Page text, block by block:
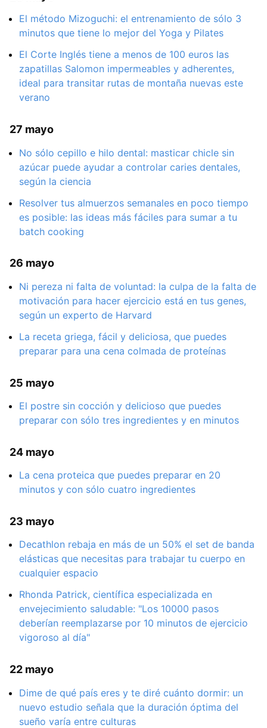
El método Mizoguchi: el entrenamiento de sólo 3
minutos que tiene lo mejor del Yoga y Pilates
El Corte Inglés tiene a menos de 100 euros las
zapatillas Salomon impermeables y adherentes,
ideal para transitar rutas de montaña nuevas este
verano
27 mayo
No sólo cepillo e hilo dental: masticar chicle sin
azúcar puede ayudar a controlar caries dentales,
según la ciencia
Resolver tus almuerzos semanales en poco tiempo
es posible: las ideas más fáciles para sumar a tu
batch cooking
26 mayo
Ni pereza ni falta de voluntad: la culpa de la falta de
motivación para hacer ejercicio está en tus genes,
según un experto de Harvard
La receta griega, fácil y deliciosa, que puedes
preparar para una cena colmada de proteínas
25 mayo
El postre sin cocción y delicioso que puedes
preparar con sólo tres ingredientes y en minutos
24 mayo
La cena proteica que puedes preparar en 20
minutos y con sólo cuatro ingredientes
23 mayo
Decathlon rebaja en más de un 50% el set de banda
elásticas que necesitas para trabajar tu cuerpo en
cualquier espacio
Rhonda Patrick, científica especializada en
envejecimiento saludable: "Los 10000 pasos
deberían reemplazarse por 10 minutos de ejercicio
vigoroso al día"
22 mayo
Dime de qué país eres y te diré cuánto dormir: un
nuevo estudio señala que la duración óptima del
sueño varía entre culturas